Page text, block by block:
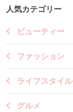
人気カテゴリー
ビューティー
ファッション
ライフスタイル
グルメ